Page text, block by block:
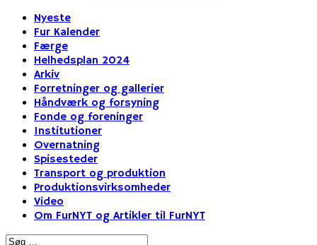
Nyeste
Fur Kalender
Færge
Helhedsplan 2024
Arkiv
Forretninger og gallerier
Håndværk og forsyning
Fonde og foreninger
Institutioner
Overnatning
Spisesteder
Transport og produktion
Produktionsvirksomheder
Video
Om FurNYT og Artikler til FurNYT